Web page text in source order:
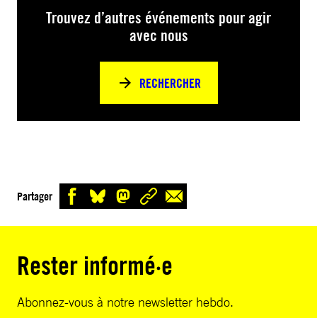
Trouvez d’autres événements pour agir
avec nous
RECHERCHER
Partager
Rester informé·e
Abonnez-vous à notre newsletter hebdo.